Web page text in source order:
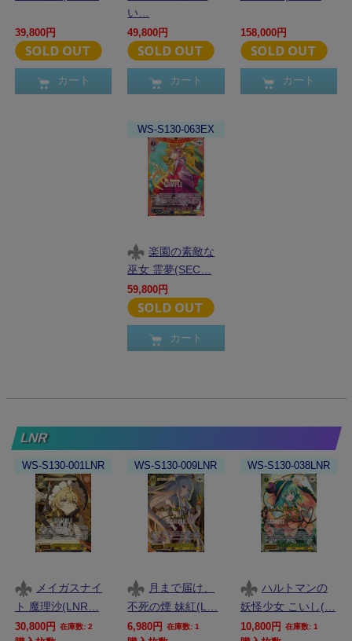
39,800円
カート
い…
49,800円
カート
158,000円
カート
WS-S130-063EX
楽園の素敵な
巫女 霊夢(SEC…
59,800円
カート
LNR
WS-S130-001LNR
メイガスナイ
ト 魔理沙(LNR…
30,800円 在庫数: 2
WS-S130-009LNR
月まで届け、
不死の煙 妹紅(L…
6,980円 在庫数: 1
WS-S130-038LNR
ハルトマンの
妖怪少女 こいし(…
10,800円 在庫数: 1